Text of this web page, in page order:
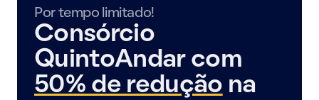
Por tempo limitado!
Consórcio
QuintoAndar com
50% de redução na